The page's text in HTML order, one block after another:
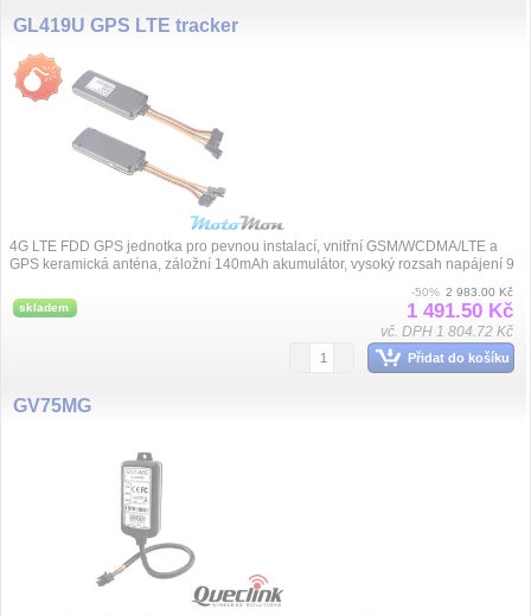
GL419U GPS LTE tracker
4G LTE FDD GPS jednotka pro pevnou instalací, vnitřní GSM/WCDMA/LTE a
GPS keramická anténa, záložní 140mAh akumulátor, vysoký rozsah napájení 9
skladem
-50% 2 983.00 Kč
1 491.50 Kč
vč. DPH 1 804.72 Kč
Přidat do košíku
GV75MG